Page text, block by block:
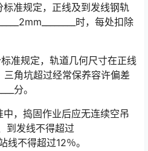
准规定，正线及到发线钢轨
时，每处扣除
准规定，轨道几何尺寸在正线
角坑超过经常保养容许偏差
分。
，捣固作业后应无连续空吊
到发线不得超过
站线不得超过12％。